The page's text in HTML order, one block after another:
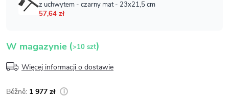
W magazynie (>10 szt)
Więcej informacji o dostawie
1 977 zł